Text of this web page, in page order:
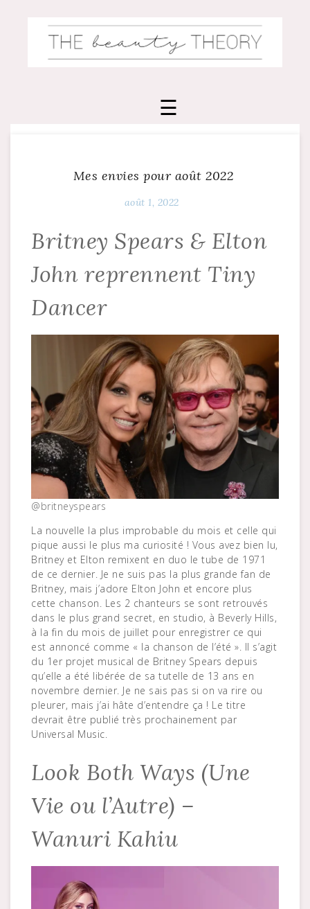
Mes envies pour août 2022
août 1, 2022
Britney Spears & Elton
John reprennent Tiny
Dancer
@britneyspears
La nouvelle la plus improbable du mois et celle qui
pique aussi le plus ma curiosité ! Vous avez bien lu,
Britney et Elton remixent en duo le tube de 1971
de ce dernier. Je ne suis pas la plus grande fan de
Britney, mais j’adore Elton John et encore plus
cette chanson. Les 2 chanteurs se sont retrouvés
dans le plus grand secret, en studio, à Beverly Hills,
à la fin du mois de juillet pour enregistrer ce qui
est annoncé comme « la chanson de l’été ». Il s’agit
du 1er projet musical de Britney Spears depuis
qu’elle a été libérée de sa tutelle de 13 ans en
novembre dernier. Je ne sais pas si on va rire ou
pleurer, mais j’ai hâte d’entendre ça ! Le titre
devrait être publié très prochainement par
Universal Music.
Look Both Ways (Une
Vie ou l’Autre) –
Wanuri Kahiu